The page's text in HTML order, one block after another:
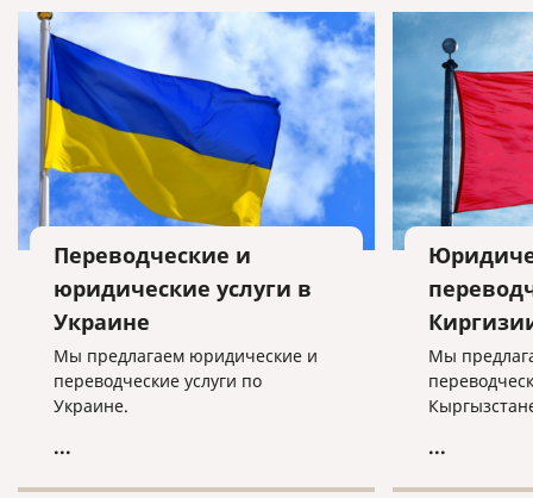
Переводческие и
юридические услуги в
Украине
Мы предлагаем юридические и
переводческие услуги по
Украине.
...
Мы
...